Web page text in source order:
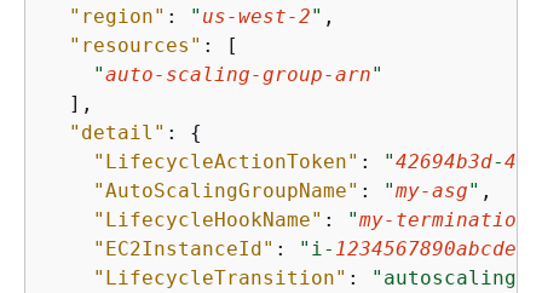
"region" : " us-west-2" ,
"resources" : [
"auto-scaling-group-arn"
  ],
"detail" : {
"LifecycleActionToken" : "42694b3d-
"AutoScalingGroupName" : "my-asg" ,
"LifecycleHookName" : "my-
"EC2InstanceId" : "i- 1234567890abcdef0
"LifecycleTransition" :